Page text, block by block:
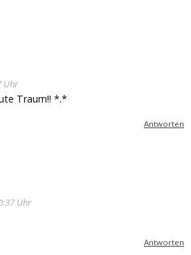
Uhr
Traum!! *.*
Antworten
Uhr
Antworten